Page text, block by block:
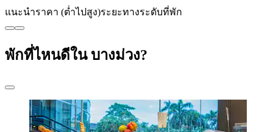
แนะนำราคา (ต่ำไปสูง)ระยะทางระดับที่พัก
พักที่ไหนดีใน บางม่วง?